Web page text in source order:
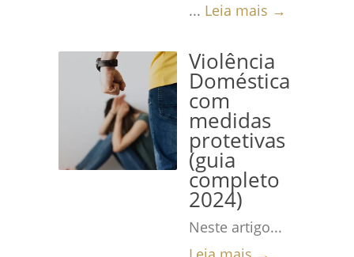
... Leia mais →
Violência
Doméstica
com
medidas
protetivas
(guia
completo
2024)
Neste artigo...